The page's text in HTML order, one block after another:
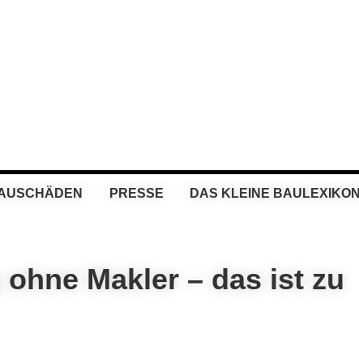
PRESSE DAS KLEINE BAULEXIKON
Makler – das ist zu